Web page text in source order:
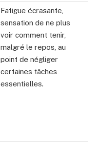
Fatigue écrasante,
sensation de ne plus
voir comment tenir,
malgré le repos, au
point de négliger
certaines tâches
essentielles.